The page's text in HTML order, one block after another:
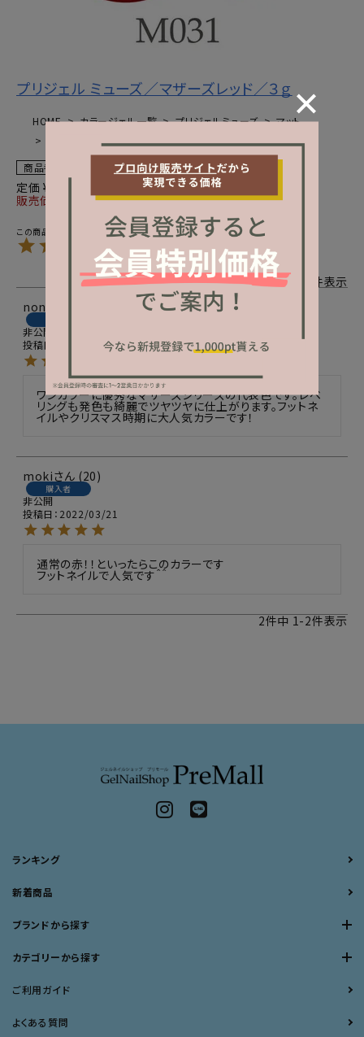
プリジェル ミューズ／マザーズレッド／３ｇ
HOME カラージェル一覧 プリジェルミューズ
マット
プリジェル ミューズ／マザーズレッド／３ｇのレビュー
商品番号
1010-110-01
定価 ¥
販売価格
1,512税込
5.00
2
2件中
件表示
nono
非公開
投稿日
2024/04/11
ワンカラーに優秀なマザーズシリーズの代表色です。レベ
リングも発色も綺麗でツヤツヤに仕上がります。フットネ
イルやクリスマス時期に大人気カラーです！
moki 20
購入者
非公開
投稿日
2022/03/21
通常の赤！！といったらこのカラーです
フットネイルで人気です＾＾
2件中 1-2件表示
ランキング
新着商品
ブランドから探す
カテゴリーから探す
ご利用ガイド
よくある質問